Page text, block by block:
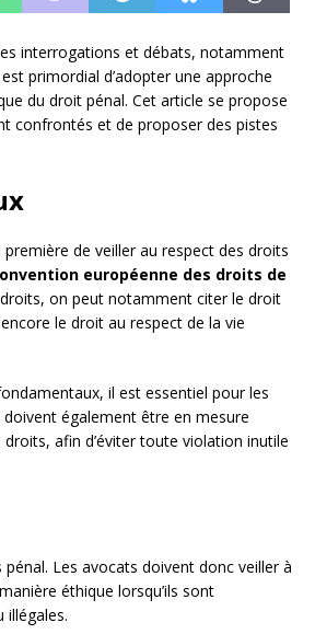
interrogations et débats, notamment
primordial d’adopter une approche
du droit pénal. Cet article se propose
confrontés et de proposer des pistes
de veiller au respect des droits
européenne des droits de
on peut notamment citer le droit
le droit au respect de la vie
il est essentiel pour les
également être en mesure
afin d’éviter toute violation inutile
Les avocats doivent donc veiller à
éthique lorsqu’ils sont